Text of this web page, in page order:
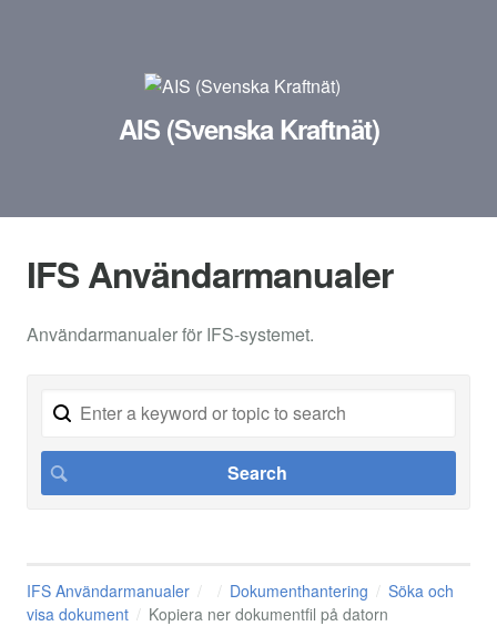
AIS (Svenska Kraftnät)
IFS Användarmanualer
Användarmanualer för IFS-systemet.
IFS Användarmanualer Dokumenthantering
Söka och
visa dokument
Kopiera ner dokumentfil på datorn